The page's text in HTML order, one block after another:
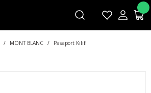
MONT BLANC Pasaport Kılıfı